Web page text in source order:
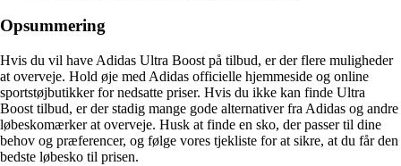
Opsummering
Hvis du vil have Adidas Ultra Boost på tilbud, er der flere muligheder
at overveje. Hold øje med Adidas officielle hjemmeside og online
sportstøjbutikker for nedsatte priser. Hvis du ikke kan finde Ultra
Boost tilbud, er der stadig mange gode alternativer fra Adidas og andre
løbeskomærker at overveje. Husk at finde en sko, der passer til dine
behov og præferencer, og følge vores tjekliste for at sikre, at du får den
bedste løbesko til prisen.